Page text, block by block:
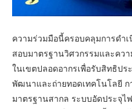
ความร่วมมือนี้ครอบคลุมการดำ
สอบมาตรฐานวิศวกรรมและคว
ในเขตปลอดอากรเพื่อรับสิทธิปร
พัฒนาและถ่ายทอดเทคโนโลยี
มาตรฐานสากล ระบบอัดประจุไฟ